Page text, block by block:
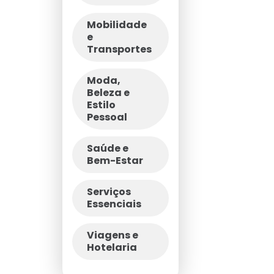
Mobilidade
e
Transportes
Moda,
Beleza e
Estilo
Pessoal
Saúde e
Bem-Estar
Serviços
Essenciais
Viagens e
Hotelaria